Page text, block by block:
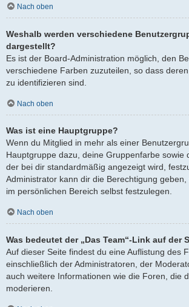
Nach oben
Weshalb werden verschiedene
dargestellt?
Es ist der Board-Administration möglich, den
verschiedene Farben zuzuteilen, so dass
zu identifizieren sind.
Nach oben
Was ist eine Hauptgruppe?
Wenn du Mitglied in mehr als einer
Hauptgruppe dazu, deine Gruppenfarbe sowie
der bei dir standardmäßig angezeigt wird,
Administrator kann dir die Berechtigung
im persönlichen Bereich selbst festzulegen.
Nach oben
Was bedeutet der „Das Team“-Link auf der
Auf dieser Seite findest du eine Auflistung des
einschließlich der Administratoren, der
auch weitere Informationen wie die Foren, die
moderieren.